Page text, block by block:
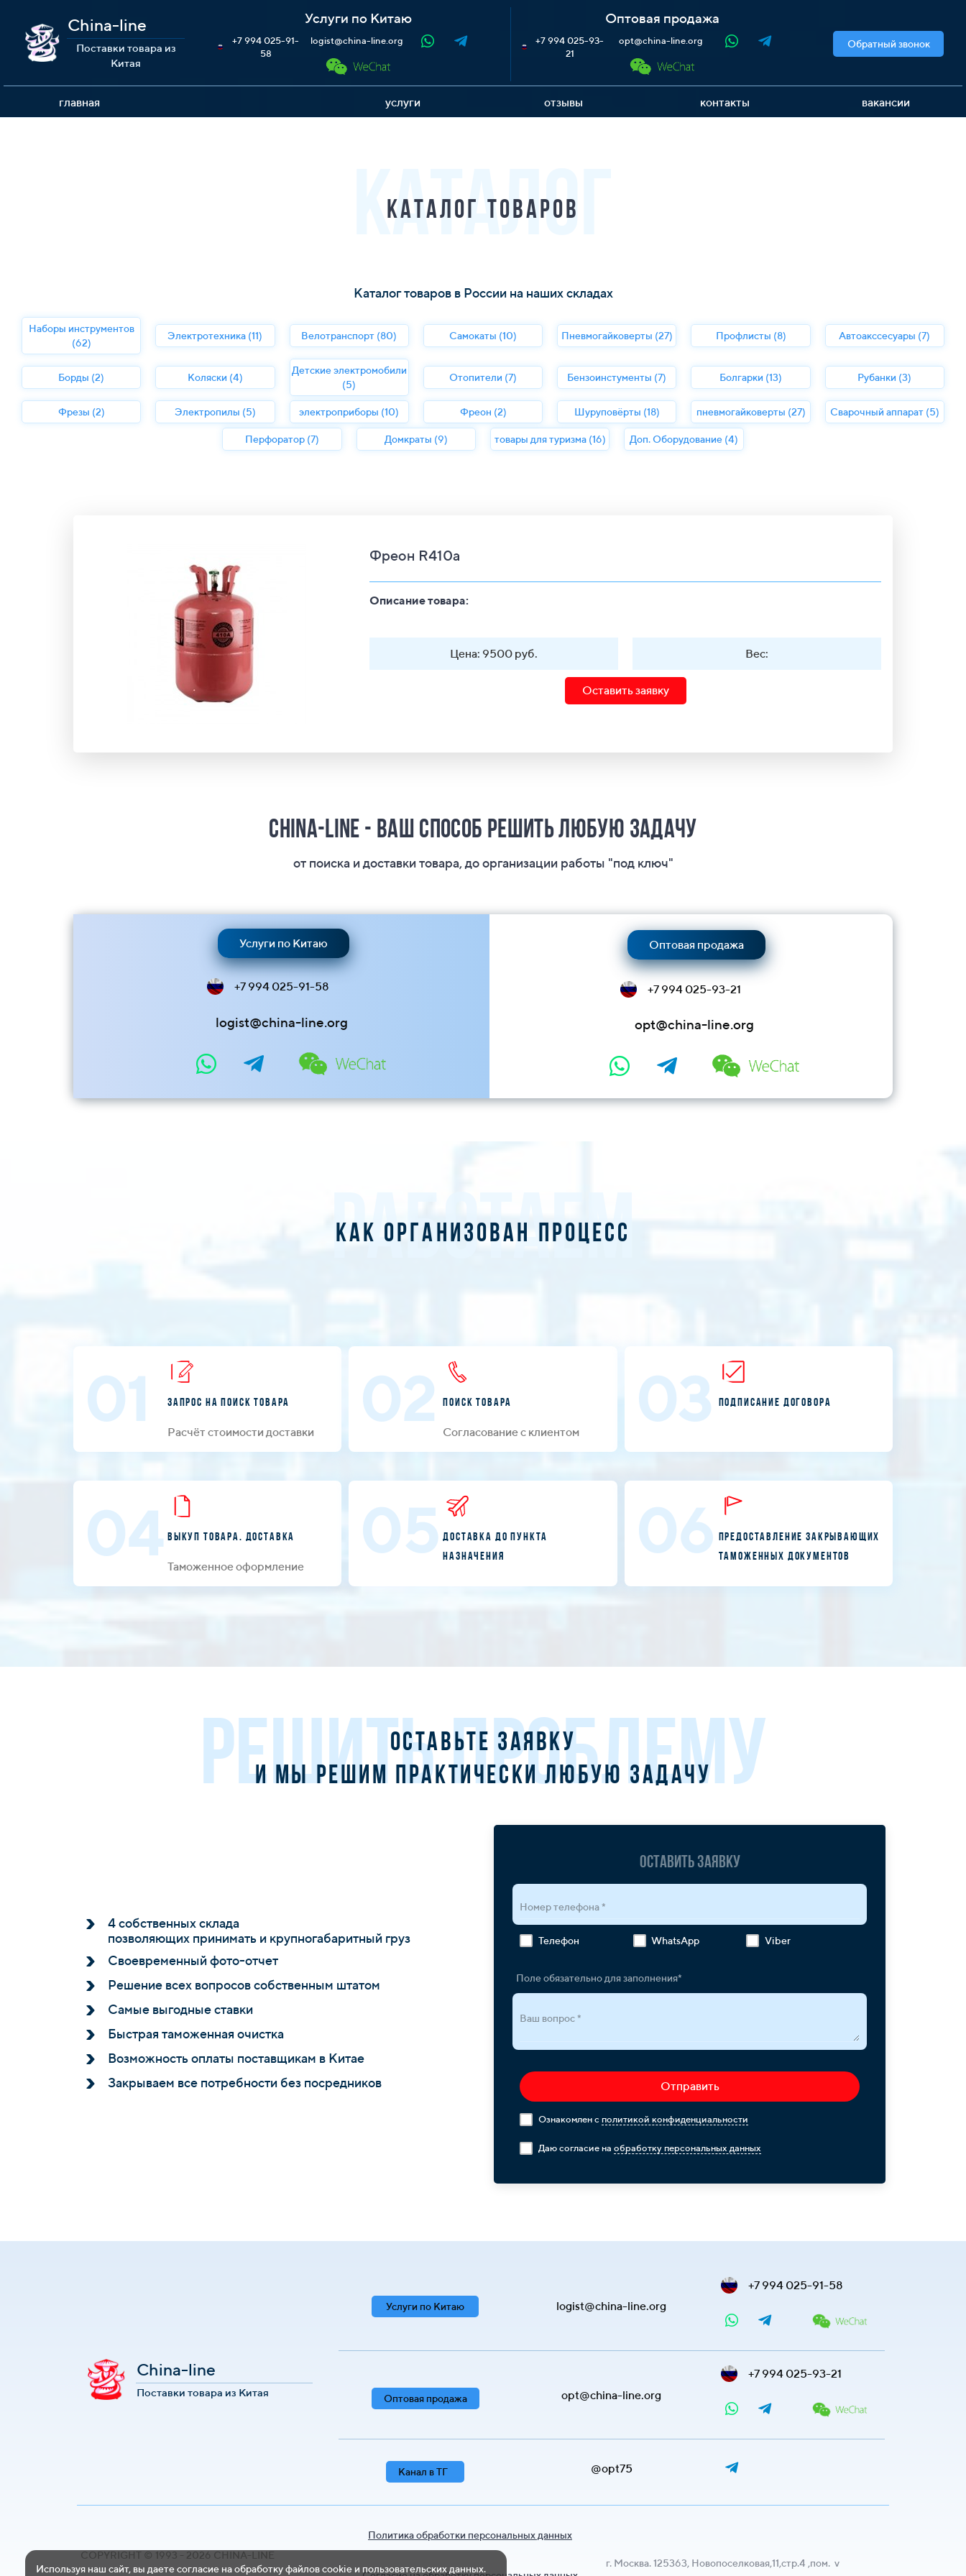
China-line
Поставки товара из
Китая
Услуги по Китаю
+7 994 025-91-
58
logist@china-line.org
Оптовая продажа
+7 994 025-93-
21
opt@china-line.org Обратный звонок
главная услуги отзывы контакты вакансии
КАТАЛОГ
Каталог товаров
Каталог товаров в России на наших складах
Наборы инструментов
(62)
Электротехника (11) Велотранспорт (80) Самокаты (10) Пневмогайковерты (27) Профлисты (8) Автоакссесуары (7)
Борды (2) Коляски (4)
Детские электромобили
(5)
Отопители (7) Бензоинстументы (7) Болгарки (13) Рубанки (3)
Фрезы (2) Электропилы (5) электроприборы (10) Фреон (2) Шуруповёрты (18) пневмогайковерты (27) Сварочный аппарат (5)
Перфоратор (7) Домкраты (9) товары для туризма (16) Доп. Оборудование (4)
Фреон R410a
Описание товара:
Цена: 9500 руб. Вес:
Оставить заявку
China-Line - ваш способ решить любую задачу
от поиска и доставки товара, до организации работы "под ключ"
Услуги по Китаю
+7 994 025-91-58
logist@china-line.org
Оптовая продажа
+7 994 025-93-21
opt@china-line.org
РАБОТАЕМ
Как организован процесс
01 Запрос на поиск товара
Расчёт стоимости доставки 02 Поиск товара
Согласование с клиентом 03 Подписание договора
04 Выкуп товара. Доставка
Таможенное оформление
05 Доставка до пункта
назначения
06
Предоставление закрывающих
таможенных документов
РЕШИТЬ ПРОБЛЕМУ
Оставьте заявку
и мы решим практически любую задачу
4 собственных склада
позволяющих принимать и крупногабаритный груз
Своевременный фото-отчет
Решение всех вопросов собственным штатом
Самые выгодные ставки
Быстрая таможенная очистка
Возможность оплаты поставщикам в Китае
Закрываем все потребности без посредников
Оставить заявку
Номер телефона *
Телефон WhatsApp Viber
Поле обязательно для заполнения*
Ваш вопрос *
Отправить
Ознакомлен с политикой конфиденциальности
Даю согласие на обработку персональных данных
China-line
Поставки товара из Китая
Услуги по Китаю logist@china-line.org
+7 994 025-91-58
Оптовая продажа opt@china-line.org
+7 994 025-93-21
Канал в ТГ @opt75
COPYRIGHT © 1993 - 2026 CHINA-LINE
Политика обработки персональных данных
г. Москва. 125363, Новопоселковая,11,стр.4 ,пом. v
Используя наш сайт, вы даете согласие на обработку файлов cookie и пользовательских данных.